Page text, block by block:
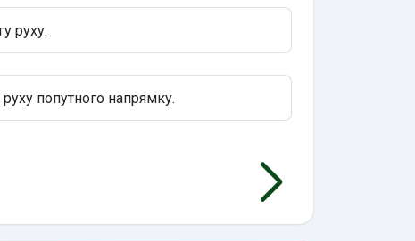
руху.
попутного напрямку.